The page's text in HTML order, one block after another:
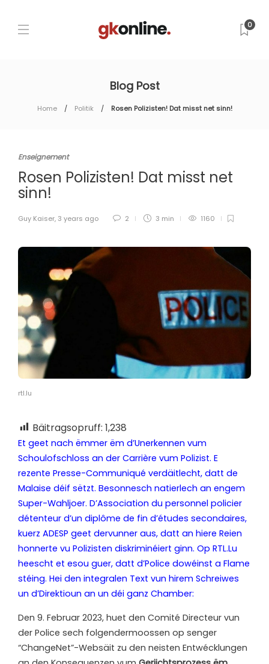
0
Blog Post
Home Politik Rosen Polizisten! Dat misst net sinn!
Enseignement
Rosen Polizisten! Dat misst net
sinn!
Guy Kaiser, 3 years ago 2 3 min 1160
rtl.lu
Bäitragsopruff: 1,238
Et geet nach ëmmer ëm d’Unerkennen vum
Schoulofschloss an der Carrière vum Polizist. E
rezente Presse-Communiqué verdäitlecht, datt de
Malaise déif sëtzt. Besonnesch natierlech an engem
Super-Wahljoer. D’Association du personnel policier
détenteur d’un diplôme de fin d’études secondaires,
kuerz ADESP geet dervunner aus, datt an hiere Reien
honnerte vu Polizisten diskriminéiert ginn. Op RTL.Lu
heescht et esou guer, datt d’Police dowéinst a Flame
stéing. Hei den integralen Text vun hirem Schreiwes
un d’Direktioun an un déi ganz Chamber:
Den 9. Februar 2023, huet den Comité Directeur vun
der Police sech folgendermoossen op senger
“ChangeNet”-Websäit zu den neisten Entwécklungen